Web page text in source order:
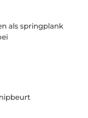
als springplank